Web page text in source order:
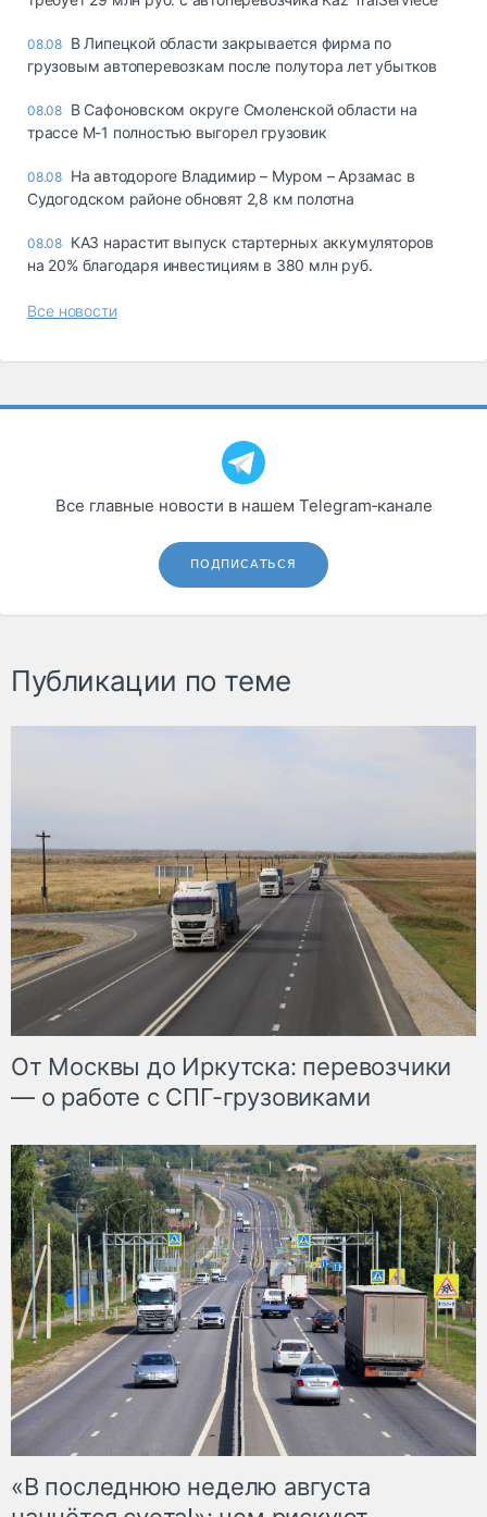
08.08 В Липецкой области закрывается фирма по
грузовым автоперевозкам после полутора лет убытков
08.08 В Сафоновском округе Смоленской области на
трассе М-1 полностью выгорел грузовик
08.08 На автодороге Владимир – Муром – Арзамас в
Судогодском районе обновят 2,8 км полотна
08.08 КАЗ нарастит выпуск стартерных аккумуляторов
на 20% благодаря инвестициям в 380 млн руб.
Все новости
Все главные новости в нашем Telegram‑канале
ПОДПИСАТЬСЯ
Публикации по теме
От Москвы до Иркутска: перевозчики
— о работе с СПГ-грузовиками
«В последнюю неделю августа